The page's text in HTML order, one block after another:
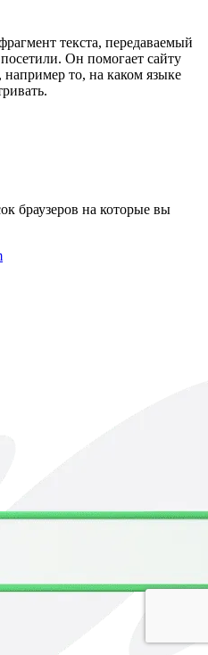
текста, передава­емый
Он помо­гает сайту
то, на каком языке
браузеров на которые вы